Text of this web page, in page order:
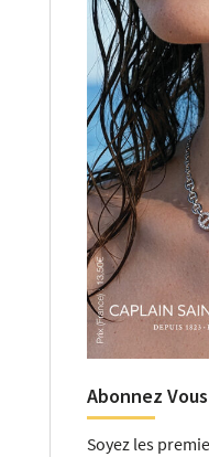
Abonnez Vous
Soyez les